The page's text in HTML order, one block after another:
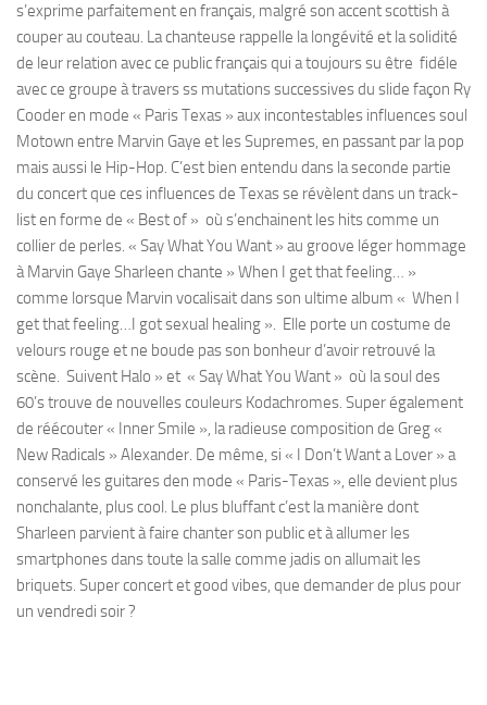
s’exprime parfaitement en français, malgré son accent scottish à
couper au couteau. La chanteuse rappelle la longévité et la solidité
de leur relation avec ce public français qui a toujours su être fidéle
avec ce groupe à travers ss mutations successives du slide façon Ry
Cooder en mode « Paris Texas » aux incontestables influences soul
Motown entre Marvin Gaye et les Supremes, en passant par la pop
mais aussi le Hip-Hop. C’est bien entendu dans la seconde partie
du concert que ces influences de Texas se révèlent dans un track-
list en forme de « Best of » où s’enchainent les hits comme un
collier de perles. « Say What You Want » au groove léger hommage
à Marvin Gaye Sharleen chante » When I get that feeling… »
comme lorsque Marvin vocalisait dans son ultime album « When I
get that feeling…I got sexual healing ». Elle porte un costume de
velours rouge et ne boude pas son bonheur d’avoir retrouvé la
scène. Suivent Halo » et « Say What You Want » où la soul des
60’s trouve de nouvelles couleurs Kodachromes. Super également
de réécouter « Inner Smile », la radieuse composition de Greg «
New Radicals » Alexander. De même, si « I Don’t Want a Lover » a
conservé les guitares den mode « Paris-Texas », elle devient plus
nonchalante, plus cool. Le plus bluffant c’est la manière dont
Sharleen parvient à faire chanter son public et à allumer les
smartphones dans toute la salle comme jadis on allumait les
briquets. Super concert et good vibes, que demander de plus pour
un vendredi soir ?